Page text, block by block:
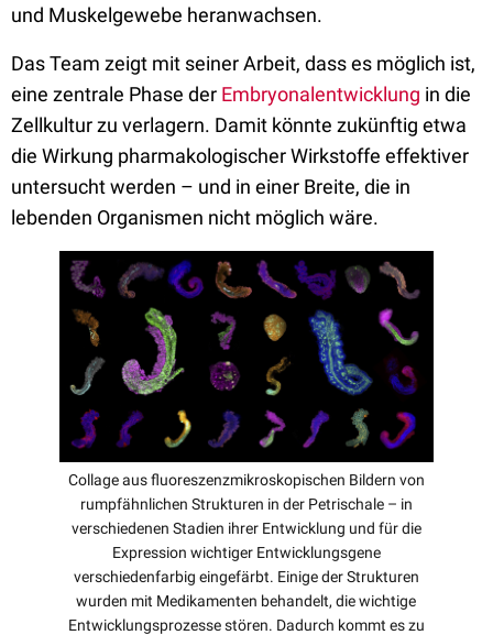
und Muskelgewebe heranwachsen.
Das Team zeigt mit seiner Arbeit, dass es möglich ist,
eine zentrale Phase der Embryonalentwicklung in die
Zellkultur zu verlagern. Damit könnte zukünftig etwa
die Wirkung pharmakologischer Wirkstoffe effektiver
untersucht werden – und in einer Breite, die in
lebenden Organismen nicht möglich wäre.
Collage aus fluoreszenzmikroskopischen Bildern von
rumpfähnlichen Strukturen in der Petrischale – in
verschiedenen Stadien ihrer Entwicklung und für die
Expression wichtiger Entwicklungsgene
verschiedenfarbig eingefärbt. Einige der Strukturen
wurden mit Medikamenten behandelt, die wichtige
Entwicklungsprozesse stören. Dadurch kommt es zu